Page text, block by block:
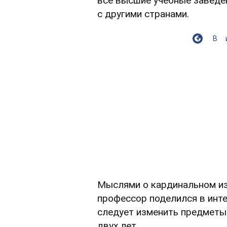
с другими странами.
Мыслями о кардинальном
профессор поделился в
следует изменить